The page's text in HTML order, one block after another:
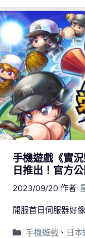
手機遊戲《實
日推出！官方
2023/09/20 作者:
開服首日伺服器好
手機遊戲、 日本